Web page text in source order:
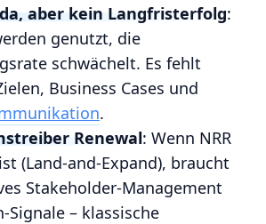
aber kein Langfristerfolg:
genutzt, die
schwächelt. Es fehlt
Business Cases und
.
Renewal: Wenn NRR
(Land‑and‑Expand), braucht
Stakeholder‑Management
– klassische